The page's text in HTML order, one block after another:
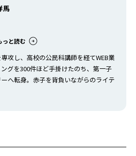
馬
っと読む
攻し、高校の公民科講師を経てWEB業
グを300件ほど手掛けたのち、第一子
へ転身。赤子を背負いながらのライテ